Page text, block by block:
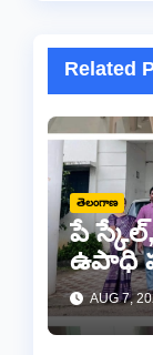
Related
తెలంగాణ
పే
ఉపాధి
AUG 7,